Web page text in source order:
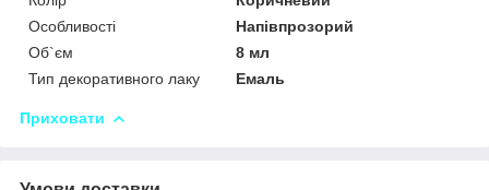
Особливості
Напівпрозорий
Об`єм
8 мл
Тип декоративного лаку
Емаль
Приховати